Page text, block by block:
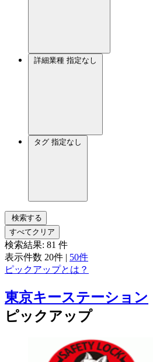
詳細業種 指定なし
タグ 指定なし
検索する
すべてクリア
検索結果: 81 件
表示件数 20件 | 50件
ピックアップとは？
東京キーステーション
ピックアップ